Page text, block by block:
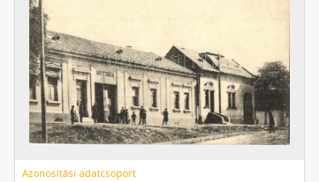
Azonosítási adatcsoport